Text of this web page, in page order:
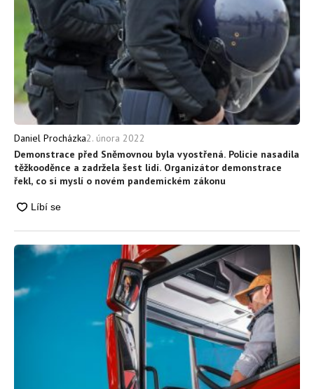
Daniel Procházka2. února 2022
Demonstrace před Sněmovnou byla vyostřená. Policie nasadila
těžkooděnce a zadržela šest lidí. Organizátor demonstrace
řekl, co si myslí o novém pandemickém zákonu